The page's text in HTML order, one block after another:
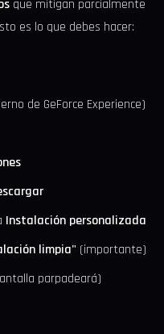
que mitigan parcialmente
es lo que debes hacer:
de GeForce Experience)
Instalación personalizada
limpia" (importante)
parpadeará)